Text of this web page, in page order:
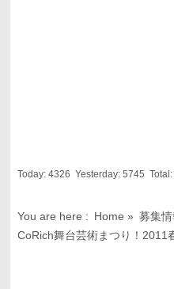
Today: 4326 Yesterday: 5745 Total:
You are here : Home » 募集情
CoRich舞台芸術まつり！2011